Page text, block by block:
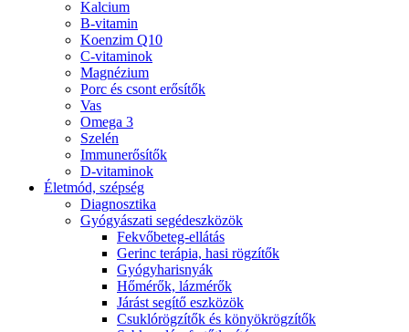
Kalcium
B-vitamin
Koenzim Q10
C-vitaminok
Magnézium
Porc és csont erősítők
Vas
Omega 3
Szelén
Immunerősítők
D-vitaminok
Életmód, szépség
Diagnosztika
Gyógyászati segédeszközök
Fekvőbeteg-ellátás
Gerinc terápia, hasi rögzítők
Gyógyharisnyák
Hőmérők, lázmérők
Járást segítő eszközök
Csuklórögzítők és könyökrögzítők